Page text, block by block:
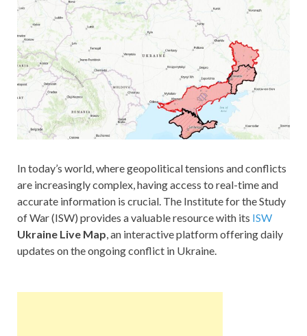
In today’s world, where geopolitical tensions and conflicts
are increasingly complex, having access to real-time and
accurate information is crucial. The Institute for the Study
of War (ISW) provides a valuable resource with its ISW
Ukraine Live Map, an interactive platform offering daily
updates on the ongoing conflict in Ukraine.